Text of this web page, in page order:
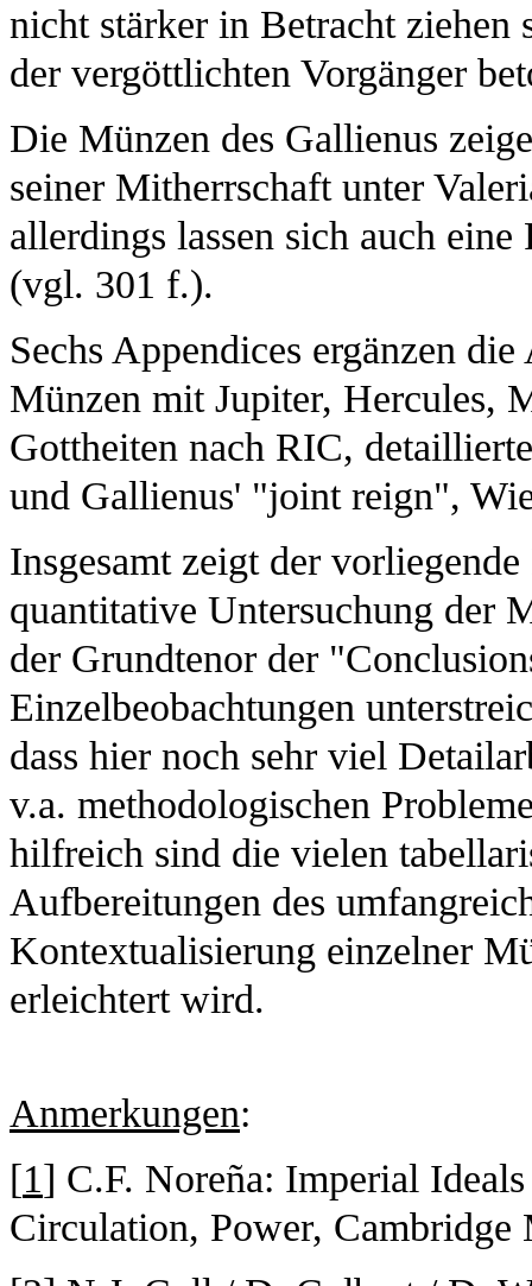
nicht stärker in Betracht ziehen
der vergöttlichten Vorgänger
Die Münzen des Gallienus
seiner Mitherrschaft unter
allerdings lassen sich auch
(vgl. 301 f.).
Sechs Appendices ergänzen
Münzen mit Jupiter, Hercules,
Gottheiten nach RIC,
und Gallienus' "joint reign",
Insgesamt zeigt der
quantitative Untersuchung der
der Grundtenor der
Einzelbeobachtungen
dass hier noch sehr viel
v.a. methodologischen
hilfreich sind die vielen
Aufbereitungen des
Kontextualisierung einzelner
erleichtert wird.
Anmerkungen:
[1] C.F. Noreña: Imperial
Circulation, Power, Cambridge